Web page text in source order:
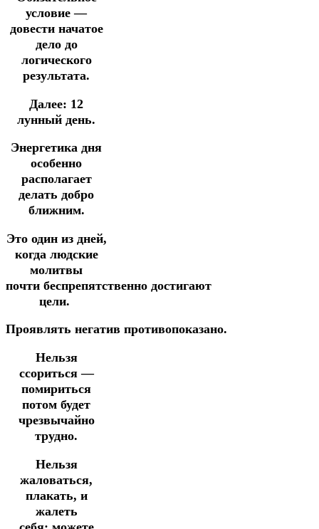
условие —
довести начатое
дело до
логического
результата.
Далее: 12
лунный день.
Энергетика дня
особенно
располагает
делать добро
ближним.
Это один из дней,
когда людские
молитвы
почти беспрепятственно достигают
цели.
Проявлять негатив противопоказано.
Нельзя
ссориться —
помириться
потом будет
чрезвычайно
трудно.
Нельзя
жаловаться,
плакать, и
жалеть